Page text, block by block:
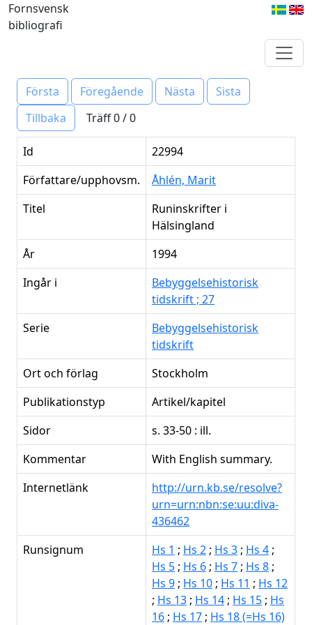
Fornsvensk
bibliografi
Första Föregående Nästa
Sista
Tillbaka
Träff 0 / 0
Id
22994
Författare/upphovsm.
Åhlén, Marit
Titel
Runinskrifter i
Hälsingland
År
1994
Ingår i
Bebyggelsehistorisk
tidskrift ; 27
Serie
Bebyggelsehistorisk
tidskrift
Ort och förlag
Stockholm
Publikationstyp
Artikel/kapitel
Sidor
s. 33-50 : ill.
Kommentar
With English summary.
Internetlänk
http://urn.kb.se/resolve?
urn=urn:nbn:se:uu:diva-
436462
Runsignum
Hs 1 ; Hs 2 ; Hs 3 ; Hs 4 ;
Hs 5 ; Hs 6 ; Hs 7 ; Hs 8 ;
Hs 9 ; Hs 10 ; Hs 11 ; Hs 12
; Hs 13 ; Hs 14 ; Hs 15 ; Hs
16 ; Hs 17 ; Hs 18 (=Hs 16)